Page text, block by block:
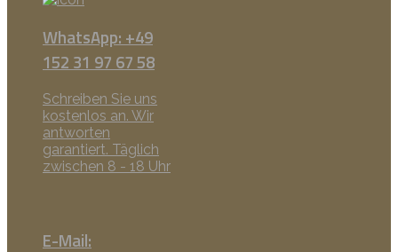
WhatsApp: +49
152 31 97 67 58
Schreiben Sie uns
kostenlos an. Wir
antworten
garantiert. Täglich
zwischen 8 - 18 Uhr
E-Mail: